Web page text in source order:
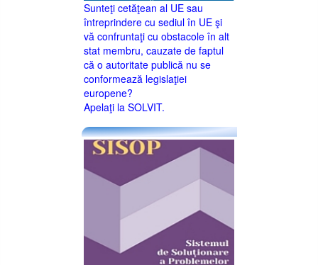
Sunteţi cetăţean al UE sau
întreprindere cu sediul în UE şi
vă confruntaţi cu obstacole în alt
stat membru, cauzate de faptul
că o autoritate publică nu se
conformează legislaţiei
europene?
Apelaţi la SOLVIT.